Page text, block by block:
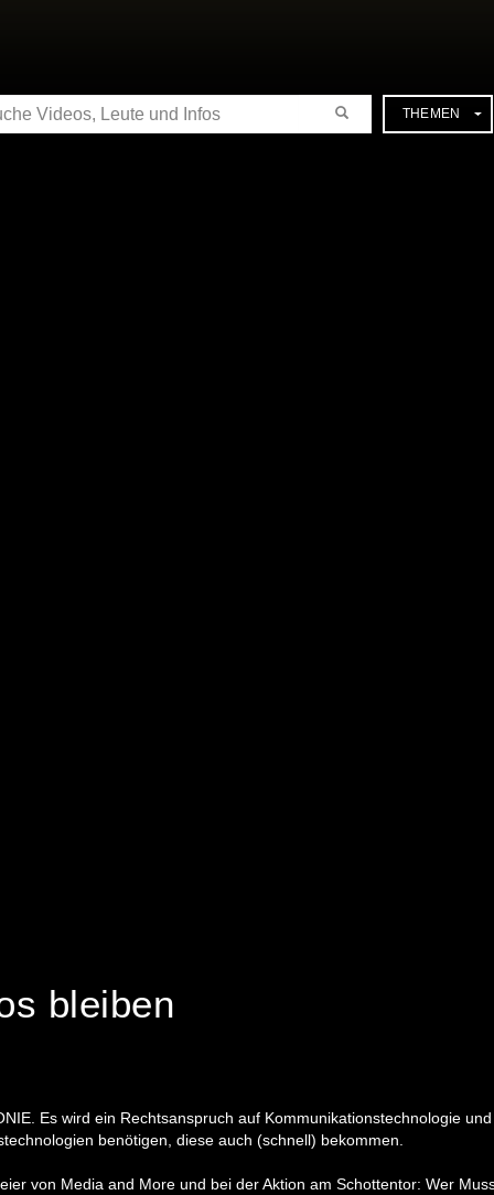
THEMEN
bleiben
Es wird ein Rechtsanspruch auf Kommunikationstechnologie
benötigen, diese auch (schnell) bekommen.
von Media and More und bei der Aktion am Schottentor: Wer